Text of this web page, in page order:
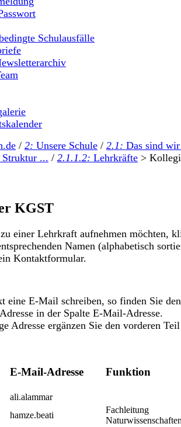
Schulausfälle
/ 2: Unsere Schule / 2.1: Das sind
... / 2.1.1.2: Lehrkräfte >
KGST
einer Lehrkraft aufnehmen möchten,
Namen (alphabetisch
Kontaktformular.
eine E-Mail schreiben, so finden Sie den
in der Spalte E-Mail-Adresse.
Adresse ergänzen Sie den vorderen
E-Mail-Adresse Funktion
ali.alammar
hamze.beati
Fachleitung